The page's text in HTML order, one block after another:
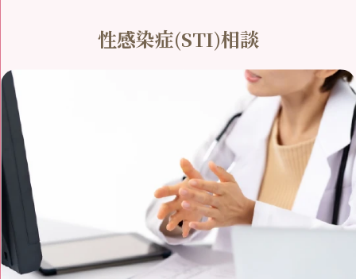
性感染症(STI)相談